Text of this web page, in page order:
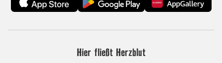
Hier fließt Herzblut